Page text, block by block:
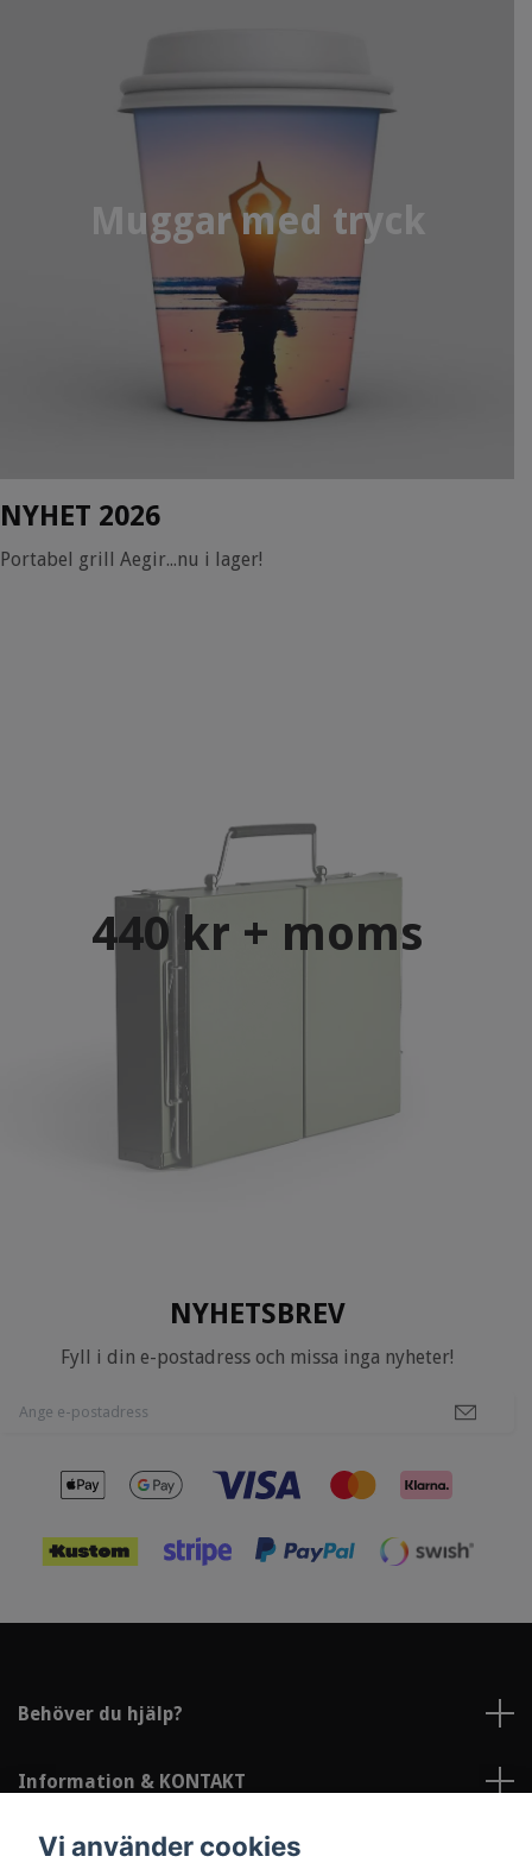
Muggar med tryck
NYHET 2026
Portabel grill Aegir...nu i lager!
440 kr + moms
NYHETSBREV
Fyll i din e-postadress och missa inga nyheter!
Behöver du hjälp?
Information & KONTAKT
Sociala medier
Vi använder cookies